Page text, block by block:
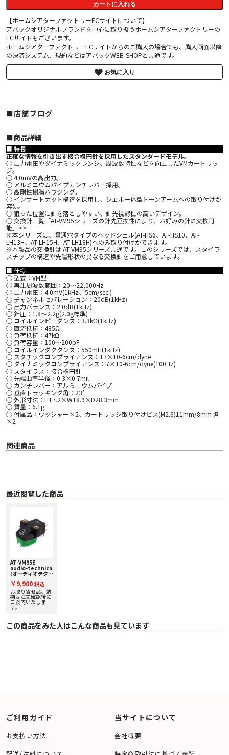
カートに入れる
【ホームシアターファクトリーECサイトについて】
アバックオリジナルブランドを中心に取り扱うホームシアターファクトリーの
ECサイトもございます。
ホームシアターファクトリーECサイトからのご購入の場合でも、購入画面以降
の決済システム、規約などはアバックWEB-SHOPと共通です。
お気に入り
■店舗ブログ
■︎商品詳細
■ 特長
正確な情報を引き出す接合楕円針を採用したスタンダードモデル。
○ 出力電圧やダイナミックレンジ、周波数特性などを向上したVMカートリッ
ジ。
○ 4.0mVの高出力。
○ アルミニウムパイプカンチレバー採用。
○ 高剛性樹脂ハウジング。
○ インサートナット構造を採用し、シェル一体型トーンアームへの取り付けが
容易。
○ 狙った位置に針を落としやすい、針先視認性の高いデザイン。
○ 交換針一覧「AT-VM95シリーズの針先互換性により、お好みの針に交換可
能」>>
※本シリーズは、貫通穴タイプのヘッドシェル(AT-HS6、AT-HS10、AT-
LH13H、AT-LH15H、AT-LH18H)へのみ取り付けができます。
※本製品の交換針は AT-VM95シリーズ共通です。このシリーズでは、スタイラ
スチップの構造や先端形状の異なる交換針をご用意しています。
■ 仕様
○ 型式：VM型
○ 再生周波数範囲：20～22,000Hz
○ 出力電圧：4.0mV(1kHz、5cm/sec.)
○ チャンネルセパレーション：20dB(1kHz)
○ 出力バランス：2.0dB(1kHz)
○ 針圧：1.8～2.2g(2.0g標準)
○ コイルインピーダンス：3.3kΩ(1kHz)
○ 直流抵抗：485Ω
○ 負荷抵抗：47kΩ
○ 負荷容量：100〜200pF
○ コイルインダクタンス：550mH(1kHz)
○ スタチックコンプライアンス：17×10-6cm/dyne
○ ダイナミックコンプライアンス：7×10-6cm/dyne(100Hz)
○ スタイラス：接合楕円針
○ 先端曲率半径：0.3×0.7mil
○ カンチレバー：アルミニウムパイプ
○ 垂直トラッキング角：23°
○ 外形寸法：H17.2×W18.9×D28.3mm
○ 質量：6.1g
○ 付属品：ワッシャー×2、カートリッジ取り付けビス(M2.6)11mm/8mm 各
×2
関連商品
最近閲覧した商品
AT-VM95E
audio-technica
[オーディオテクニ
ルムービングマグ
ネット)ステレオカ
ートリッジ
￥9,900 税込
お取り寄せ品。納
期は注文確認後に
ご案内いたしま
す。
この商品をみた人はこんな商品も見ています
ご利用ガイド
お支払い方法
当サイトについて
会社概要